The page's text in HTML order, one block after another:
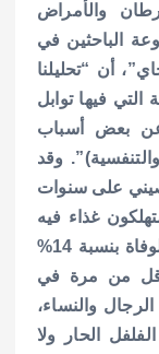
والأمراض
الباحثين في
أن “تحليلنا
فيها توابل
عن بعض أسباب
وقد
على سنوات
غذاء فيه
توابل كل يوم تقريبا يخف لديهم احتمال الوفاة بنسبة 14%
أقل من مرة في
والنساء،
الحار ولا